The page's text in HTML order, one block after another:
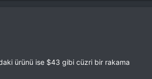
ürünü ise $43 gibi cüzri bir rakama